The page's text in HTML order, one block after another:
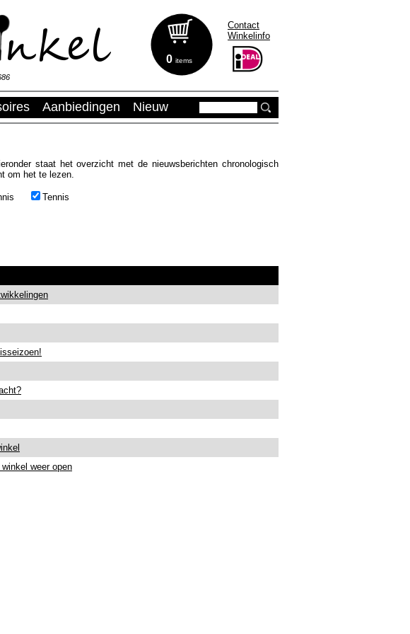
0 items
Contact
Winkelinfo
Aanbiedingen Nieuw
staat het overzicht met de nieuwsberichten chronologisch
om het te lezen.
Tennis
weer open